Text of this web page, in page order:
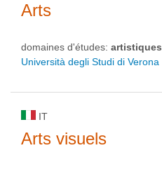
Arts
domaines d'études: artistiques
Università degli Studi di Verona
IT
Arts visuels